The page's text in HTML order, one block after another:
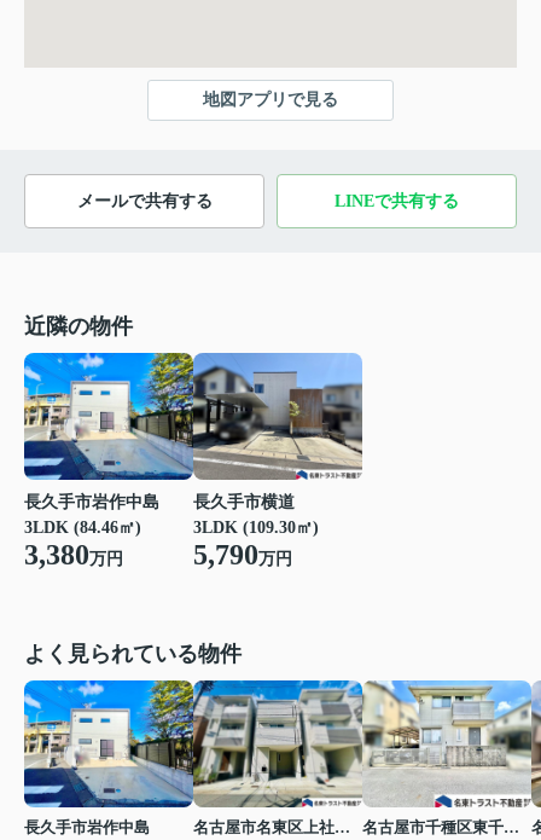
地図アプリで見る
メールで共有する LINEで共有する
近隣の物件
長久手市岩作中島
3LDK (84.46㎡)
3,380万円
長久手市横道
3LDK (109.30㎡)
5,790万円
よく見られている物件
長久手市岩作中島
名古屋市名東区上社３丁目
名古屋市千種区東千種台